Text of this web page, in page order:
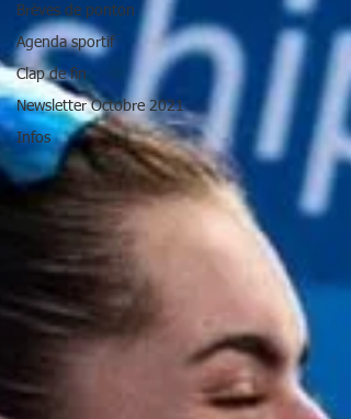
Brèves de ponton
Agenda sportif
Clap de fin
Newsletter Octobre 2021
Infos